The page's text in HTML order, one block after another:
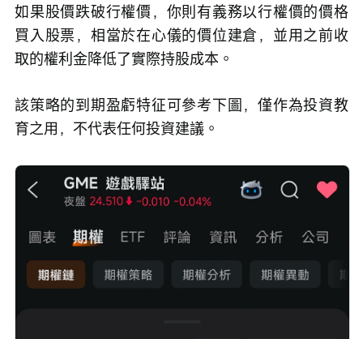
如果股價跌破行權價，你則有義務以行權價的價格
買入股票，相當於在心儀的價位建倉，並用之前收
取的權利金降低了實際持股成本。
該策略的到期盈虧特征可參考下圖，僅作為投資教
育之用，不代表任何投資建議。